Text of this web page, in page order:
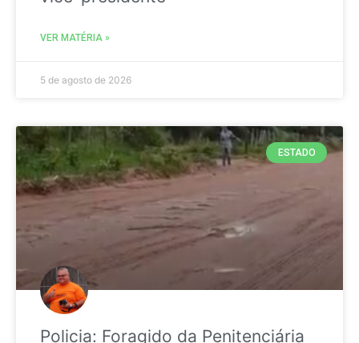
VER MATÉRIA »
5 de agosto de 2026
ESTADO
Policia: Foragido da Penitenciária